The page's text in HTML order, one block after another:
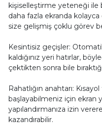
kişiselleştirme yeteneği ile
daha fazla ekranda
size gelişmiş çoklu görev
Kesintisiz geçişler:
kaldığınız yeri hatırlar,
çektikten sonra bile
Rahatlığın anahtarı:
başlayabilmeniz için ekran
yapılandırmanıza izin
kazandırabilir.